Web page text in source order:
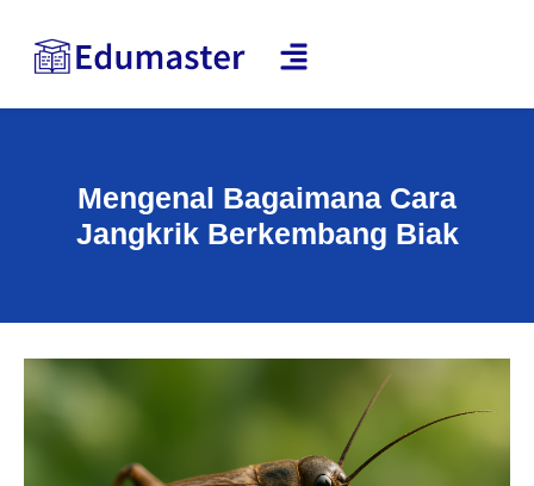
Mengenal Bagaimana Cara
Jangkrik Berkembang Biak